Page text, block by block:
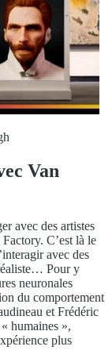
Van
avec des artistes
C’est là le
avec des
Pour y
neuronales
du comportement
et Frédéric
humaines »,
plus